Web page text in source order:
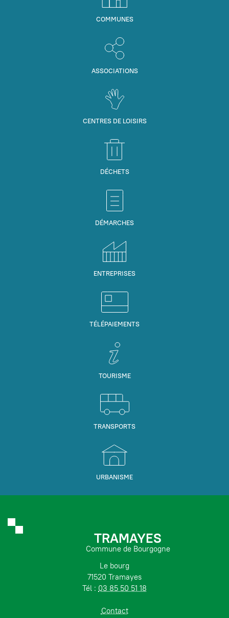
COMMUNES
ASSOCIATIONS
CENTRES DE LOISIRS
DÉCHETS
DÉMARCHES
ENTREPRISES
TÉLÉPAIEMENTS
TOURISME
TRANSPORTS
URBANISME
TRAMAYES
Commune de Bourgogne
Le bourg
71520 Tramayes
Tél : 03 85 50 51 18
Contact